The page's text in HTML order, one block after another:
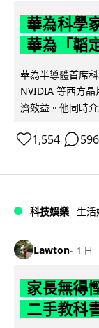
華為科學
華為「韜
華為半導體首席
NVIDIA 等西方
濟效益。他同時
1,554 596
科技娛樂 生活
Lawton 1 日
家長無得
二手教科